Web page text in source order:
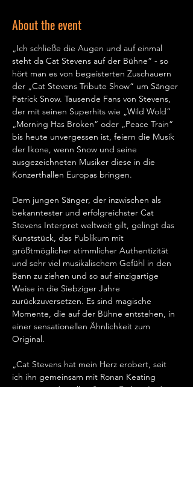
About the event
„Ich schließe die Augen und auf einmal
steht da Cat Stevens auf der Bühne“ - so
hört man es von begeisterten Zuschauern
der „Cat Stevens Tribute Show“ um Sänger
Patrick Snow. Tausende Fans von Stevens,
der mit seinen Superhits wie „Wild Wold“
„Morning Has Broken“ oder „Peace Train“
bis heute unvergessen ist, feiern die Musik
der Ikone, wenn Snow und seine
ausgezeichneten Musiker diese in die
Konzerthallen Europas bringen.
Dem jungen Sänger, der inzwischen als
bekanntester und erfolgreichster Cat
Stevens Interpret weltweit gilt, gelingt das
Kunststück, das Publikum mit
größtmöglicher stimmlicher Authentizität
und sehr viel musikalischem Gefühl in den
Bann zu ziehen und so auf einzigartige
Weise in die Siebziger Jahre
zurückzuversetzen. Es sind magische
Momente, die auf der Bühne entstehen, in
einer sensationellen Ähnlichkeit zum
Original.
„Cat Stevens hat mein Herz erobert, seit
ich ihn gemeinsam mit Ronan Keating
seinen wundervollen Song „Father And